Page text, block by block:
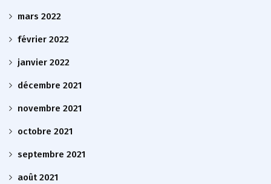
mars 2022
février 2022
janvier 2022
décembre 2021
novembre 2021
octobre 2021
septembre 2021
août 2021